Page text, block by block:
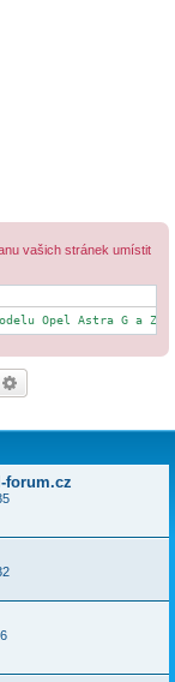
vašich stránek umístit
Opel Astra G a
forum.cz